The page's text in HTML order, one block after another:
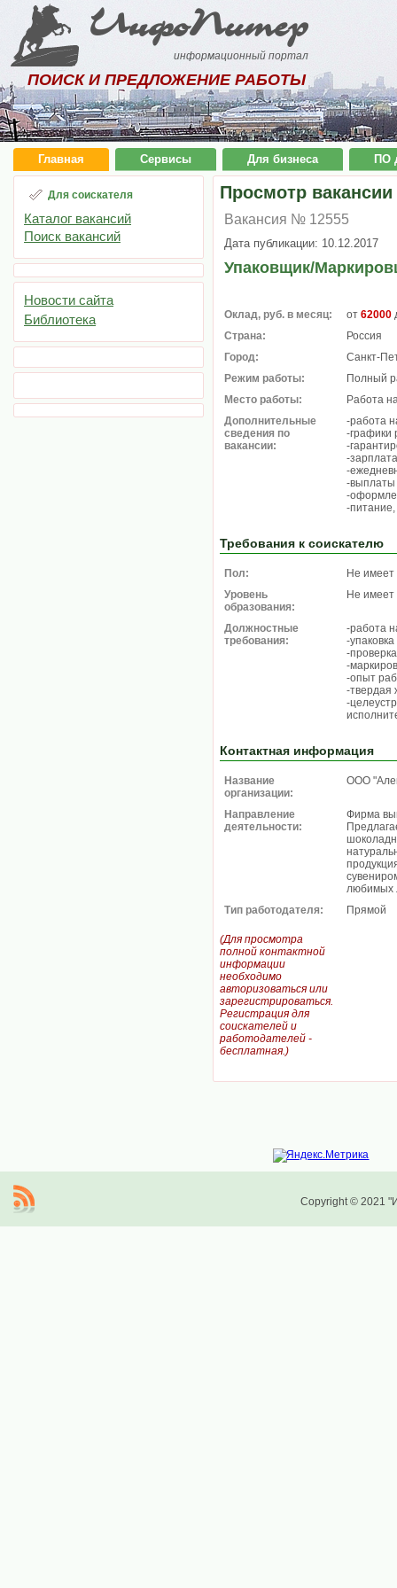
ИнфоПитер
информационный портал
ПОИСК И ПРЕДЛОЖЕНИЕ РАБОТЫ
Главная Сервисы Для бизнеса ПО
Для соискателя
Каталог вакансий
Поиск вакансий
Новости сайта
Библиотека
Просмотр вакансии
Вакансия № 12555
Дата публикации: 10.12.2017
Упаковщик/
Оклад, руб. в месяц: от 62000
Страна:
Россия
Город:
Санкт-
Режим работы:
Полный
Место работы:
Работа
Дополнительные
сведения по
вакансии:
-работа
-графики
-
-
-
-выплаты
-
-
Требования к соискателю
Пол:
Не имеет
Уровень
образования:
Не имеет
Должностные
требования:
-работа
-
-
-
-опыт
-твердая
-
Контактная информация
Название
организации:
ООО
Направление
деятельности:
Фирма
любимых
Тип работодателя:
Прямой
(Для просмотра
полной контактной
информации
необходимо
авторизоваться или
зарегистрироваться.
Регистрация для
соискателей и
работодателей -
бесплатная.)
Copyright © 2021